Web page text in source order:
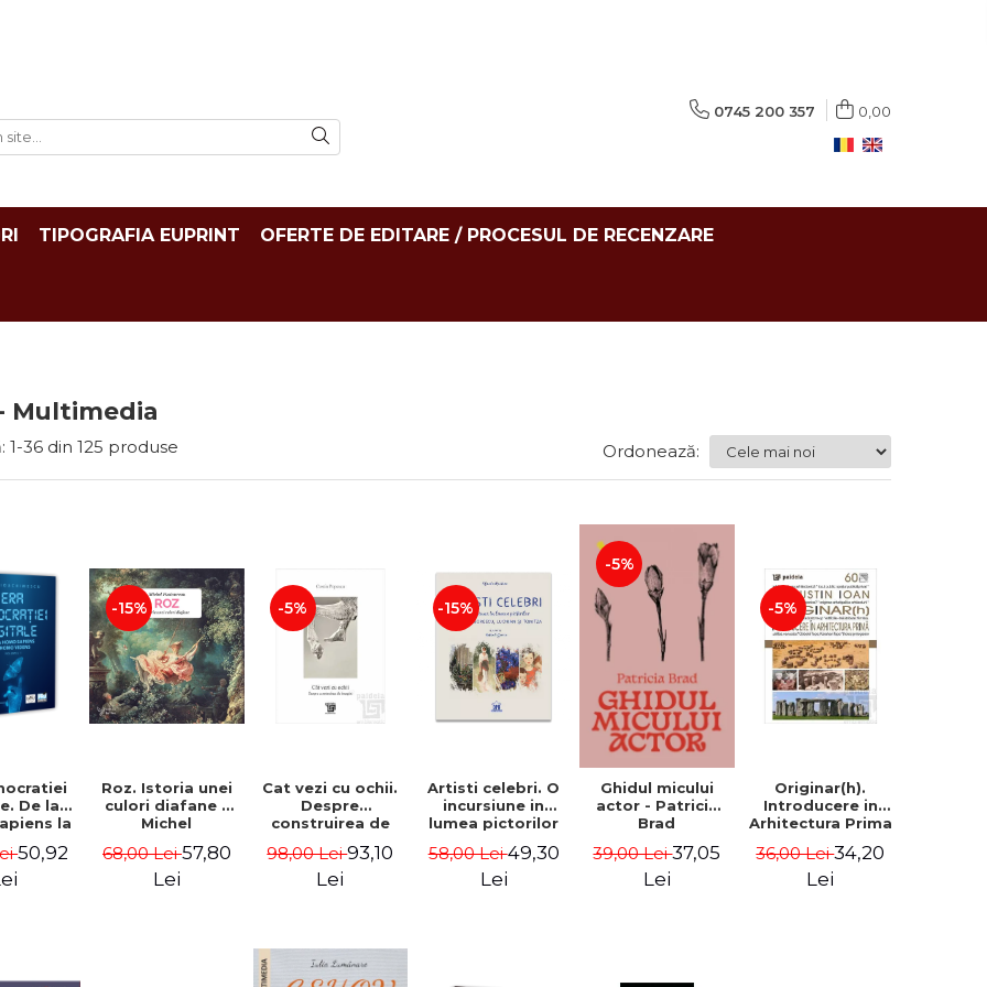
0745 200 357 0,00
TIPOGRAFIA EUPRINT OFERTE DE EDITARE / PROCESUL DE RECENZARE
Multimedia
1-36 din 125 produse Ordonează:
De la
la
I - Vlad
50,92
-15%
Roz. Istoria unei
culori diafane -
Michel
68,00 Lei57,80
Lei
-5%
Cat vezi cu ochii.
Despre
construirea de
Popescu
98,00 Lei93,10
Lei
-15%
Artisti celebri. O
incursiune in
lumea pictorilor
Grigorescu,
Luchian si
58,00 Lei49,30
Lei
-5%
Ghidul micului
actor - Patricia
Brad
39,00 Lei37,05
Lei
-5%
Originar(h).
Introducere in
Arhitectura Prima
36,00 Lei34,20
Lei